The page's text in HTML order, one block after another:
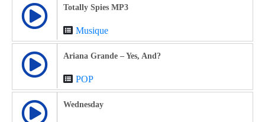
Totally Spies MP3
Musique
Ariana Grande – Yes, And?
POP
Wednesday